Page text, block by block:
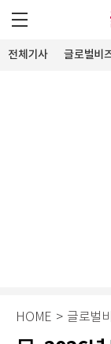
전체기사 글로벌비
HOME > 글로벌